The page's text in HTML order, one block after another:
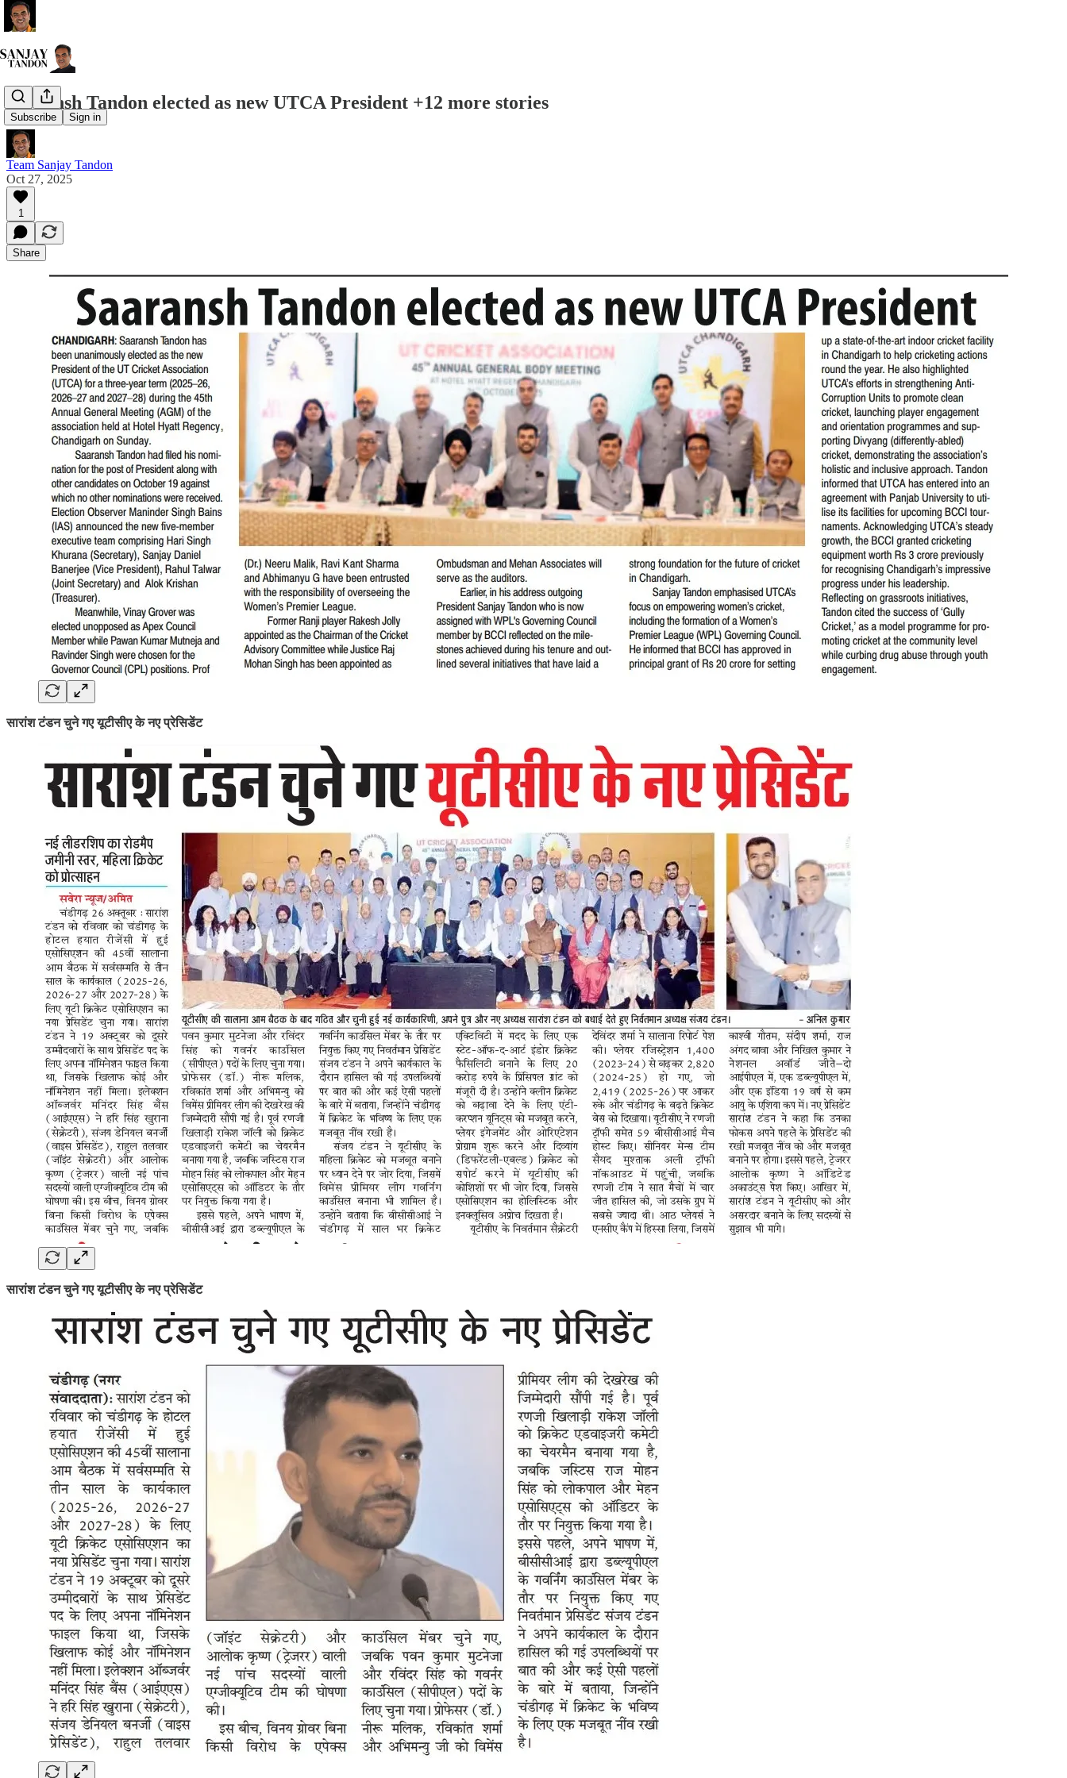
Subscribe Sign in
Saraansh Tandon elected as new UTCA President +12 more stories
Team Sanjay Tandon
Oct 27, 2025
1
Share
सारांश टंडन चुने गए यूटीसीए के नए प्रेसिडेंट
सारांश टंडन चुने गए यूटीसीए के नए प्रेसिडेंट